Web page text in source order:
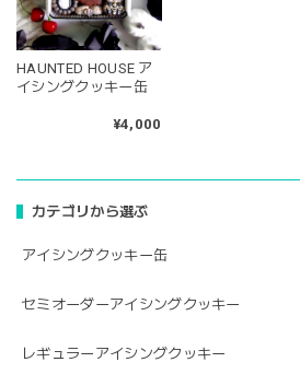
カテゴリから選ぶ
アイシングクッキー缶
セミオーダーアイシングクッキー
レギュラーアイシングクッキー
HAUNTED HOUSE ア
イシングクッキー缶
¥4,000